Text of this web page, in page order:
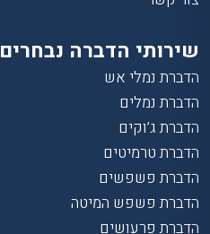
שירותי הדברה נבחרים
הדברת נמלי אש
הדברת נמלים
הדברת ג’וקים
הדברת טרמיטים
הדברת פשפשים
הדברת פשפש המיטה
הדברת פרעושים